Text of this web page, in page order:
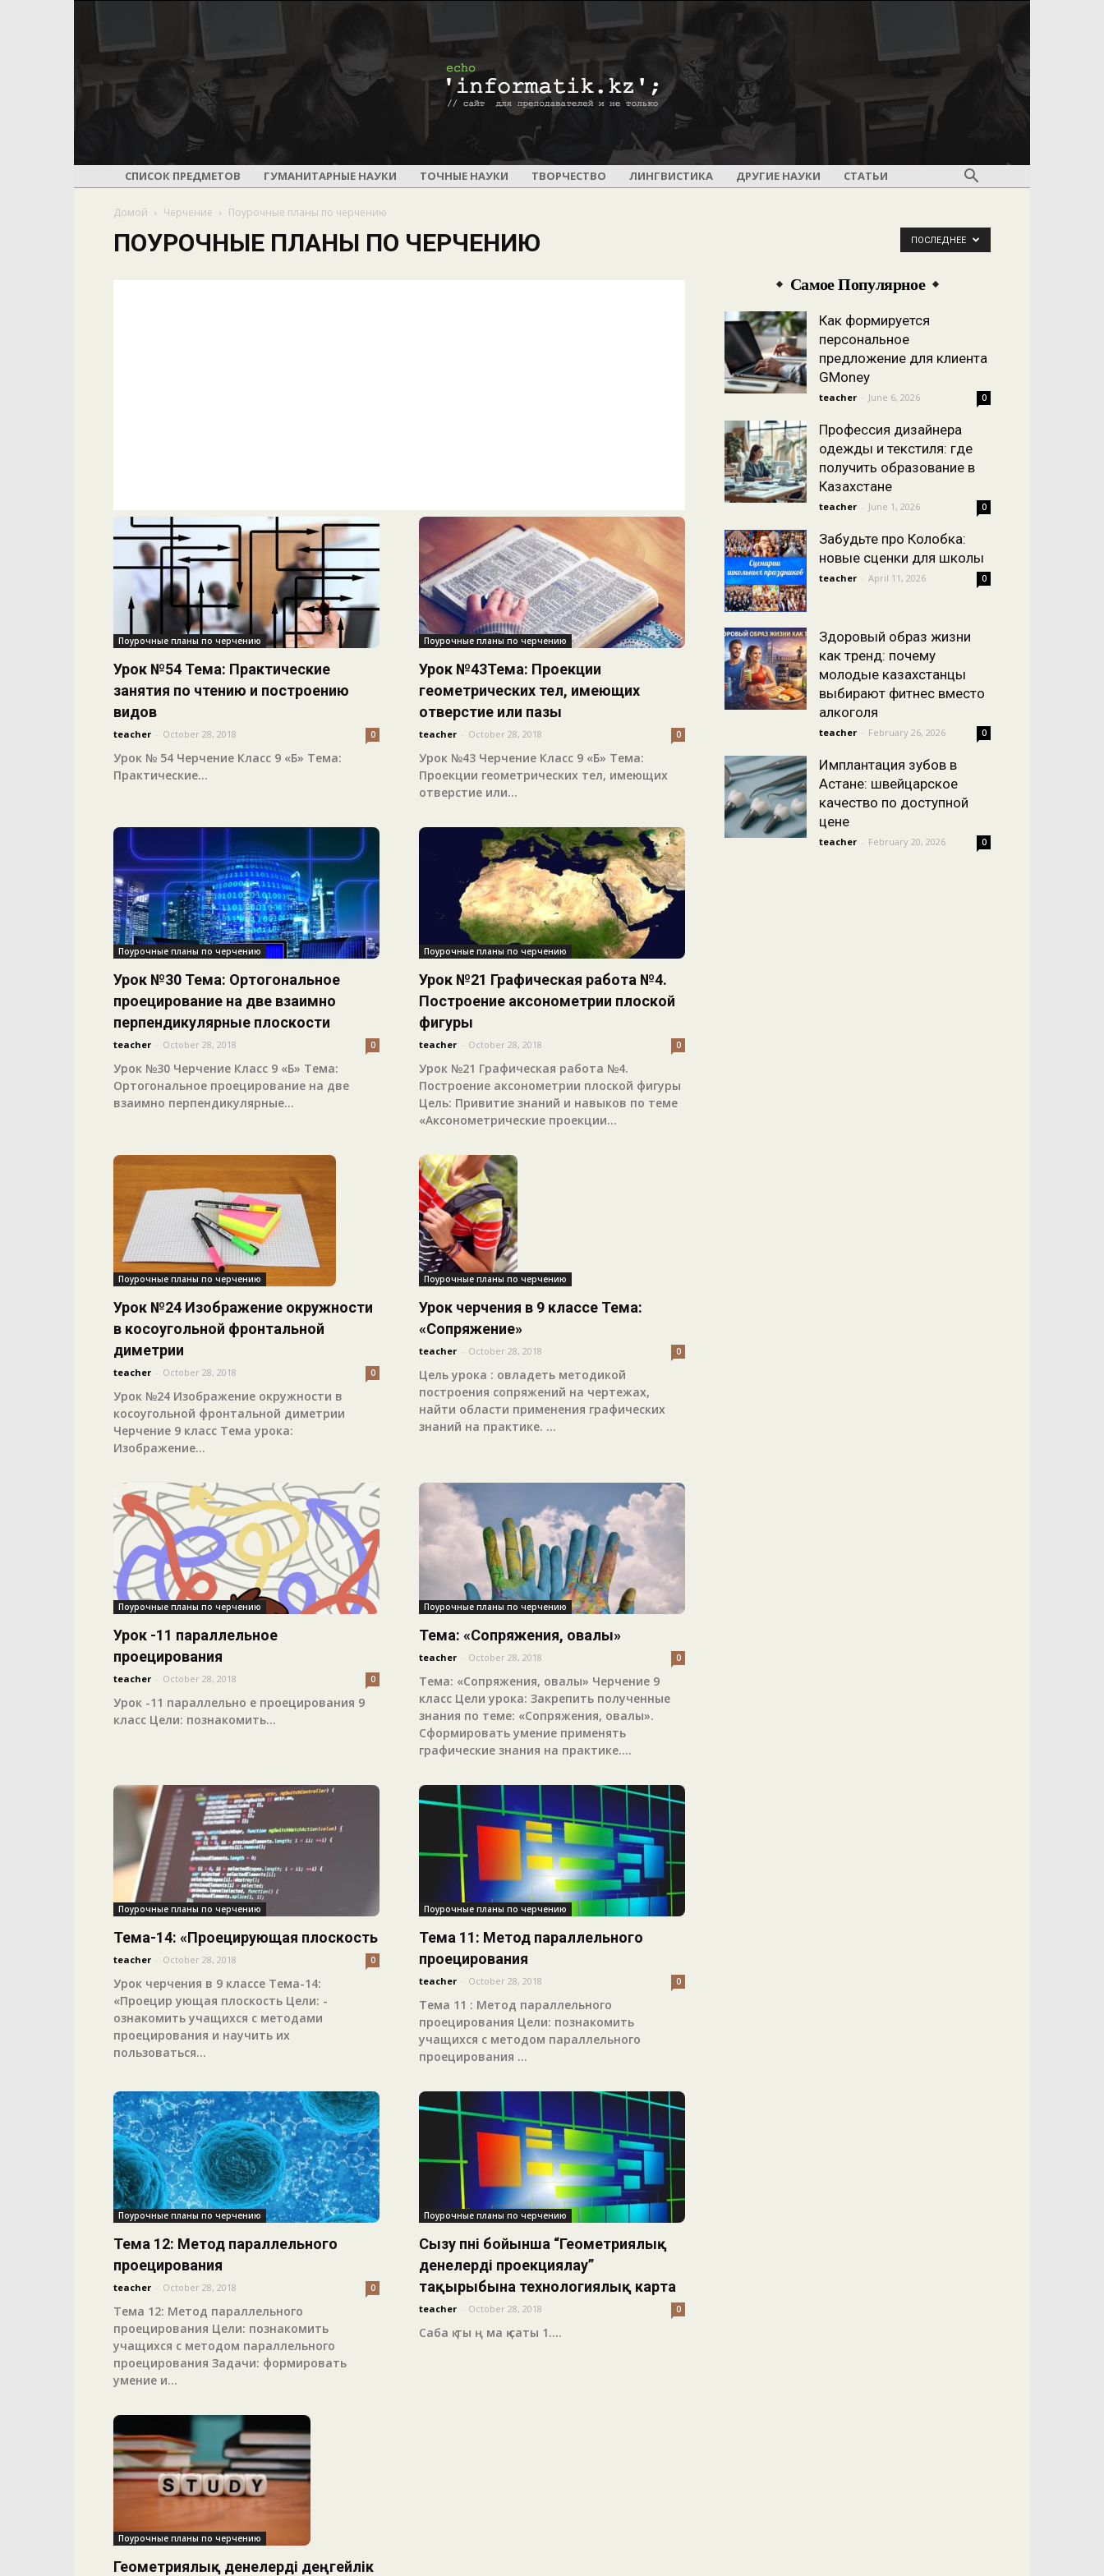
ПОУРОЧНОЕ
УРОКОВ
СПИСОК ПРЕДМЕТОВ ГУМАНИТАРНЫЕ НАУКИ ТОЧНЫЕ НАУКИ ТВОРЧЕСТВО ЛИНГВИСТИКА ДРУГИЕ НАУКИ СТАТЬИ
Домой Черчение Поурочные планы по черчению
ПОУРОЧНЫЕ ПЛАНЫ ПО ЧЕРЧЕНИЮ ПОСЛЕДНЕЕ
Поурочные планы по черчению
Урок №54 Тема: Практические
занятия по чтению и построению
видов
teacher - October 28, 2018 0
Урок № 54 Черчение Класс 9 «Б» Тема:
Практические...
Поурочные планы по черчению
Урок №43Тема: Проекции
геометрических тел, имеющих
отверстие или пазы
teacher - October 28, 2018 0
Урок №43 Черчение Класс 9 «Б» Тема:
Проекции геометрических тел, имеющих
отверстие или...
Поурочные планы по черчению
Урок №30 Тема: Ортогональное
проецирование на две взаимно
перпендикулярные плоскости
teacher - October 28, 2018 0
Урок №30 Черчение Класс 9 «Б» Тема:
Ортогональное проецирование на две
взаимно перпендикулярные...
Поурочные планы по черчению
Урок №21 Графическая работа №4.
Построение аксонометрии плоской
фигуры
teacher - October 28, 2018 0
Урок №21 Графическая работа №4.
Построение аксонометрии плоской фигуры
Цель: Привитие знаний и навыков по теме
«Аксонометрические проекции...
Поурочные планы по черчению
Урок №24 Изображение окружности
в косоугольной фронтальной
диметрии
teacher - October 28, 2018 0
Урок №24 Изображение окружности в
косоугольной фронтальной диметрии
Черчение 9 класс Тема урока:
Изображение...
Поурочные планы по черчению
Урок черчения в 9 классе Тема:
«Сопряжение»
teacher - October 28, 2018 0
Цель урока : овладеть методикой
построения сопряжений на чертежах,
найти области применения графических
знаний на практике. ...
Поурочные планы по черчению
Урок -11 параллельное
проецирования
teacher - October 28, 2018 0
Урок -11 параллельно е проецирования 9
класс Цели: познакомить...
Поурочные планы по черчению
Тема: «Сопряжения, овалы»
teacher - October 28, 2018 0
Тема: «Сопряжения, овалы» Черчение 9
класс Цели урока: Закрепить полученные
знания по теме: «Сопряжения, овалы».
Сформировать умение применять
графические знания на практике....
Поурочные планы по черчению
Тема-14: «Проецирующая плоскость
teacher - October 28, 2018 0
Урок черчения в 9 классе Тема-14:
«Проецир ующая плоскость Цели: -
ознакомить учащихся с методами
проецирования и научить их
пользоваться...
Поурочные планы по черчению
Тема 11: Метод параллельного
проецирования
teacher - October 28, 2018 0
Тема 11 : Метод параллельного
проецирования Цели: познакомить
учащихся с методом параллельного
проецирования ...
Поурочные планы по черчению
Тема 12: Метод параллельного
проецирования
teacher - October 28, 2018 0
Тема 12: Метод параллельного
проецирования Цели: познакомить
учащихся с методом параллельного
проецирования Задачи: формировать
умение и...
Поурочные планы по черчению
Сызу пәні бойынша “Геометриялық
денелерді проекциялау”
тақырыбына технологиялық карта
teacher - October 28, 2018 0
Саба қ ты ң ма қ саты 1....
Поурочные планы по черчению
Геометриялық денелерді деңгейлік
Самое Популярное
Как формируется
персональное
предложение для клиента
GMoney
teacher - June 6, 2026 0
Профессия дизайнера
одежды и текстиля: где
получить образование в
Казахстане
teacher - June 1, 2026 0
Забудьте про Колобка:
новые сценки для школы
teacher - April 11, 2026 0
Здоровый образ жизни
как тренд: почему
молодые казахстанцы
выбирают фитнес вместо
алкоголя
teacher - February 26, 2026 0
Имплантация зубов в
Астане: швейцарское
качество по доступной
цене
teacher - February 20, 2026 0